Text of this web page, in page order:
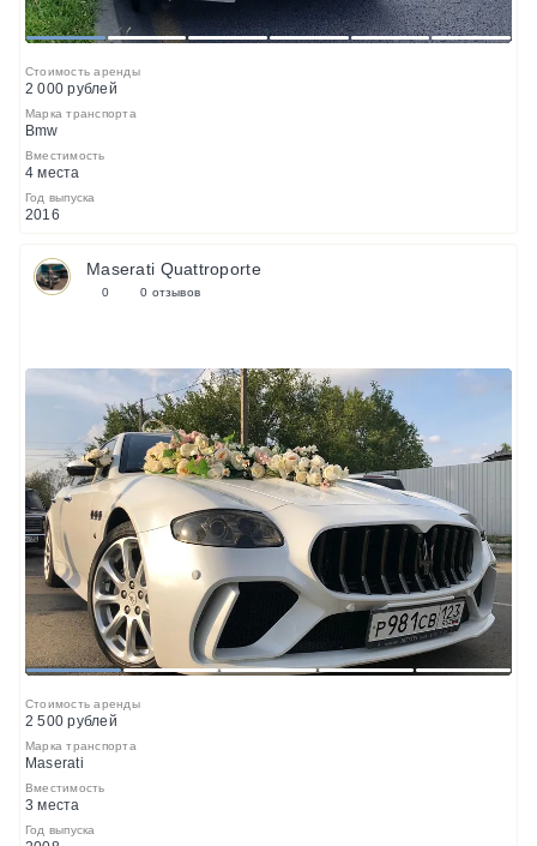
1 2 3 4 5 6
Стоимость аренды
2 000 рублей
Марка транспорта
Bmw
Вместимость
4 места
Год выпуска
2016
Maserati Quattroporte
0 0 отзывов
1 2 3 4 5
Стоимость аренды
2 500 рублей
Марка транспорта
Maserati
Вместимость
3 места
Год выпуска